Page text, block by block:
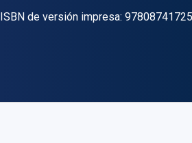
ISBN de versión impresa: